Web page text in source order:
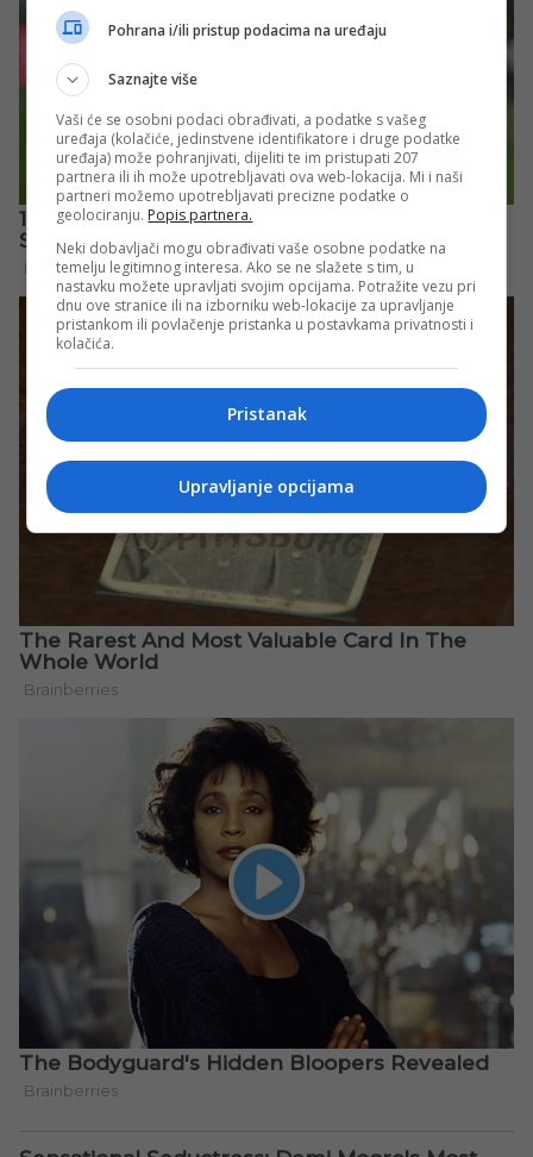
Pohrana i/ili pristup podacima na uređaju
Saznajte više
Vaši će se osobni podaci obrađivati, a podatke s vašeg
uređaja (kolačiće, jedinstvene identifikatore i druge podatke
uređaja) može pohranjivati, dijeliti te im pristupati 207
partnera ili ih može upotrebljavati ova web-lokacija. Mi i naši
partneri možemo upotrebljavati precizne podatke o
geolociranju. Popis partnera.
Neki dobavljači mogu obrađivati vaše osobne podatke na
temelju legitimnog interesa. Ako se ne slažete s tim, u
nastavku možete upravljati svojim opcijama. Potražite vezu pri
dnu ove stranice ili na izborniku web-lokacije za upravljanje
pristankom ili povlačenje pristanka u postavkama privatnosti i
kolačića.
Pristanak
Upravljanje opcijama